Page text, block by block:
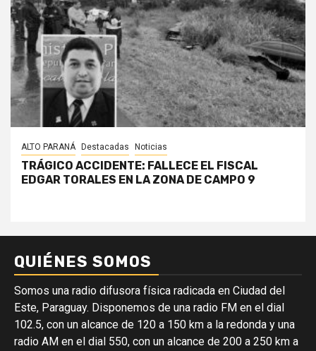
ALTO PARANÁ Destacadas Noticias
TRÁGICO ACCIDENTE: FALLECE EL FISCAL
EDGAR TORALES EN LA ZONA DE CAMPO 9
QUIÉNES SOMOS
Somos una radio difusora física radicada en Ciudad del
Este, Paraguay. Disponemos de una radio FM en el dial
102.5, con un alcance de 120 a 150 km a la redonda y una
radio AM en el dial 550, con un alcance de 200 a 250 km a